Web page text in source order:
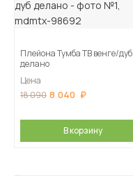
Плейона Тумба ТВ венге/дуб
делано
Цена
18 090 8 040
В корзину